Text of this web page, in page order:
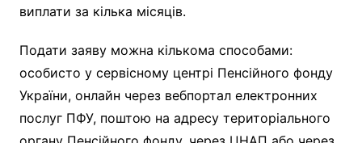
виплати за кілька місяців.
Подати заяву можна кількома способами:
особисто у сервісному центрі Пенсійного фонду
України, онлайн через вебпортал електронних
послуг ПФУ, поштою на адресу територіального